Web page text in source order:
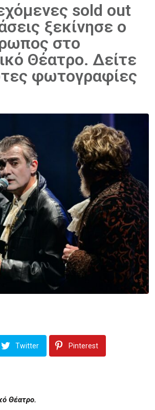
sold out
ξεκίνησε ο
στο
Θέατρο. Δείτε
φωτογραφίες
Twitter Pinterest
Θέατρο.